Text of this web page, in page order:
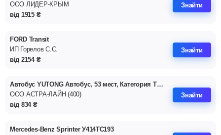
ООО ЛИДЕР-КРЫМ
від 1915 ₴
Знайти
FORD Transit
ИП Горелов С.С.
від 2154 ₴
Знайти
Автобус YUTONG Автобус, 53 мест, Категория ТС 'М3'
ООО АСТРА-ЛАЙН (400)
від 834 ₴
Знайти
Mercedes-Benz Sprinter У414ТС193